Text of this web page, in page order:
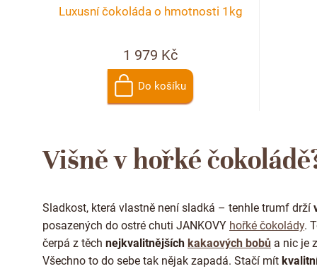
ů
k
ů
Luxusní čokoláda o hmotnosti 1kg
1 979 Kč
Do košíku
Višně v hořké
Sladkost, která vlastně není sladká – tenhle trumf drží
posazených do ostré chuti JANKOVY hořké čokolády.
čerpá z těch nejkvalitnějších kakaových bobů a nic je
Všechno to do sebe tak nějak zapadá. Stačí mít